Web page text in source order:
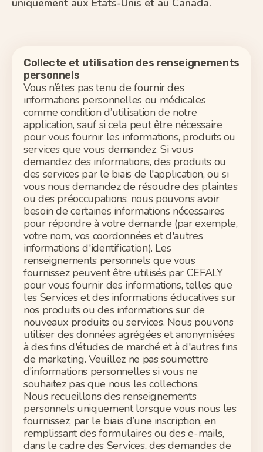
uniquement aux États-Unis et au Canada.
Collecte et utilisation des renseignements
personnels
Vous n’êtes pas tenu de fournir des
informations personnelles ou médicales
comme condition d’utilisation de notre
application, sauf si cela peut être nécessaire
pour vous fournir les informations, produitsou
services que vous demandez. Si vous
demandez des informations, des produits ou
des services par le biais de l'application, ou si
vous nous demandez de résoudre des plaintes
ou des préoccupations, nous pouvons avoir
besoin de certaines informations nécessaires
pour répondre à votre demande (par exemple,
votre nom, vos coordonnées et d'autres
informations d'identification). Les
renseignements personnels que vous
fournissez peuvent être utilisés par CEFALY
pour vous fournir des informations, telles que
les Services et des informations éducatives sur
nos produits ou des informations sur de
nouveaux produits ou services. Nous pouvons
utiliser des données agrégées et anonymisées
à des fins d'études de marché et à d'autres fins
de marketing. Veuillez ne passoumettre
d’informations personnelles si vous ne
souhaitez pas que nous les collections.
Nous recueillons des renseignements
personnels uniquement lorsque vous nous les
fournissez, par le biais d’une inscription, en
remplissant des formulaires ou des e-mails,
dans le cadre des Services, desdemandes de